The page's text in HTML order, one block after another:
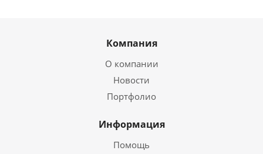
Компания
О компании
Новости
Портфолио
Информация
Помощь